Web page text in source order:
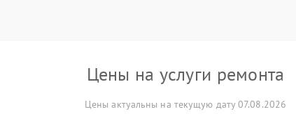
Цены на услуги ремонта
Цены актуальны на текущую дату 07.08.2026